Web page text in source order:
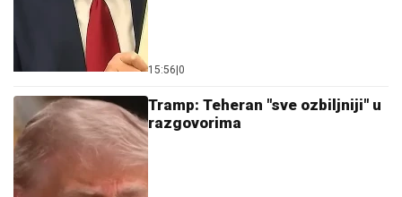
15:56 0
Tramp: Teheran "sve ozbiljniji" u
razgovorima